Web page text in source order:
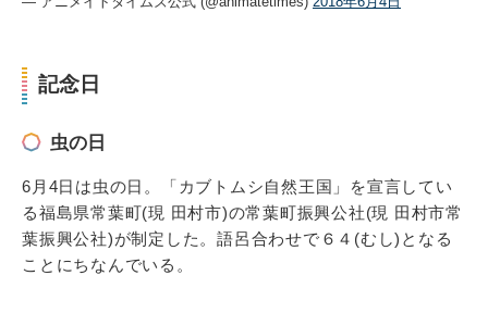
記念日
虫の日
6月4日は虫の日。「カブトムシ自然王国」を宣言してい
る福島県常葉町(現 田村市)の常葉町振興公社(現 田村市常
葉振興公社)が制定した。語呂合わせで６４(むし)となる
ことにちなんでいる。